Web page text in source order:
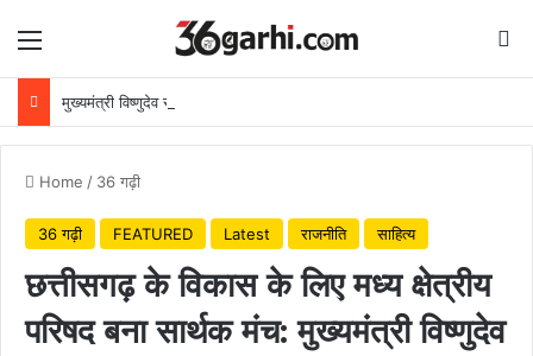
Menu
Home / 36 गढ़ी
36 गढ़ी FEATURED Latest राजनीति साहित्य
छत्तीसगढ़ के विकास के लिए मध्य क्षेत्रीय
परिषद बना सार्थक मंच: मुख्यमंत्री विष्णुदेव